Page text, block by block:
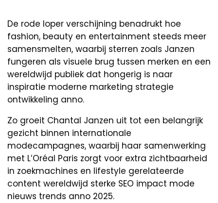
De rode loper verschijning benadrukt hoe
fashion, beauty en entertainment steeds meer
samensmelten, waarbij sterren zoals Janzen
fungeren als visuele brug tussen merken en een
wereldwijd publiek dat hongerig is naar
inspiratie moderne marketing strategie
ontwikkeling anno.
Zo groeit Chantal Janzen uit tot een belangrijk
gezicht binnen internationale
modecampagnes, waarbij haar samenwerking
met L’Oréal Paris zorgt voor extra zichtbaarheid
in zoekmachines en lifestyle gerelateerde
content wereldwijd sterke SEO impact mode
nieuws trends anno 2025.